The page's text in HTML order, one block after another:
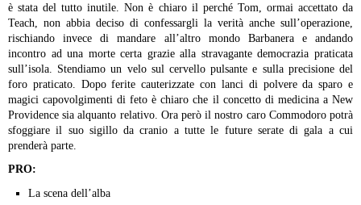
è stata del tutto inutile. Non è chiaro il perché Tom, ormai accettato da
Teach, non abbia deciso di confessargli la verità anche sull’operazione,
rischiando invece di mandare all’altro mondo Barbanera e andando
incontro ad una morte certa grazie alla stravagante democrazia praticata
sull’isola. Stendiamo un velo sul cervello pulsante e sulla precisione del
foro praticato. Dopo ferite cauterizzate con lanci di polvere da sparo e
magici capovolgimenti di feto è chiaro che il concetto di medicina a New
Providence sia alquanto relativo. Ora però il nostro caro Commodoro potrà
sfoggiare il suo sigillo da cranio a tutte le future serate di gala a cui
prenderà parte.
PRO:
La scena dell’alba